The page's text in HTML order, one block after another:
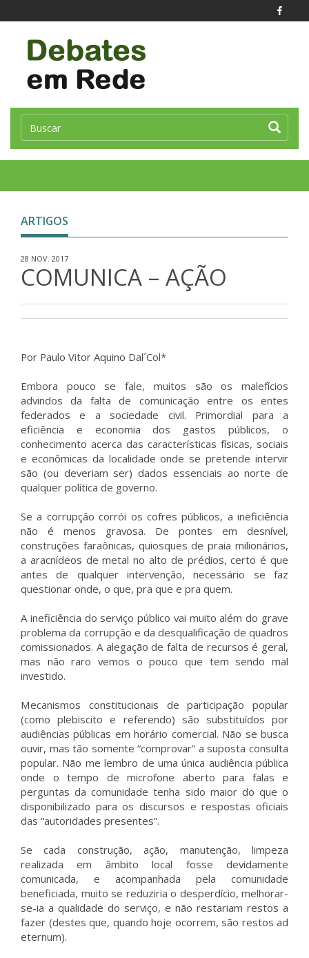
ARTIGOS
28 NOV. 2017
COMUNICA – AÇÃO
Por Paulo Vitor Aquino Dal´Col*
Embora pouco se fale, muitos são os malefícios
advindos da falta de comunicação entre os entes
federados e a sociedade civil. Primordial para a
eficiência e economia dos gastos públicos, o
conhecimento acerca das características físicas, sociais
e econômicas da localidade onde se pretende intervir
são (ou deveriam ser) dados essenciais ao norte de
qualquer política de governo.
Se a corrupção corrói os cofres públicos, a ineficiência
não é menos gravosa. De pontes em desnível,
construções faraônicas, quiosques de praia milionários,
a aracnídeos de metal no alto de prédios, certo é que
antes de qualquer intervenção, necessário se faz
questionar onde, o que, pra que e pra quem.
A ineficiência do serviço público vai muito além do grave
problema da corrupção e da desqualificação de quadros
comissionados. A alegação de falta de recursos é geral,
mas não raro vemos o pouco que tem sendo mal
investido.
Mecanismos constitucionais de participação popular
(como plebiscito e referendo) são substituídos por
audiências públicas em horário comercial. Não se busca
ouvir, mas tão somente “comprovar” a suposta consulta
popular. Não me lembro de uma única audiência pública
onde o tempo de microfone aberto para falas e
perguntas da comunidade tenha sido maior do que o
disponibilizado para os discursos e respostas oficiais
das “autoridades presentes”.
Se cada construção, ação, manutenção, limpeza
realizada em âmbito local fosse devidamente
comunicada, e acompanhada pela comunidade
beneficiada, muito se reduziria o desperdício, melhorar-
se-ia a qualidade do serviço, e não restariam restos a
fazer (destes que, quando hoje ocorrem, são restos ad
eternum).